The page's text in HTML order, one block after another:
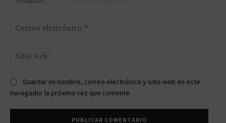
Guardar mi nombre, correo electrónico y sitio web en este
navegador la próxima vez que comente.
TAG´S EL_CHAPUCERO PARK&RIDE